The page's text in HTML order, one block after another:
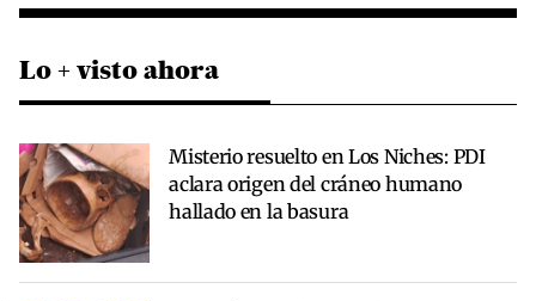
Lo + visto ahora
Misterio resuelto en Los Niches: PDI
aclara origen del cráneo humano
hallado en la basura